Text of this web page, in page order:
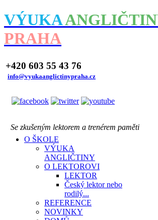
VÝUKA
PRAHA
+420 603 55 43 76
info@vyukaanglictinypraha.cz
Se zkušeným lektorem a trenérem paměti
O ŠKOLE
VÝUKA
ANGLIČTINY
O LEKTOROVI
LEKTOR
Český lektor nebo
rodilý...
REFERENCE
NOVINKY